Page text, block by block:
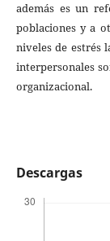
además es un
poblaciones y a
niveles de estrés
interpersonales
organizacional.
Descargas